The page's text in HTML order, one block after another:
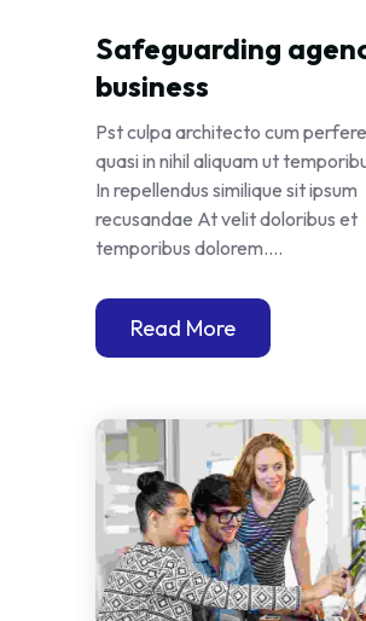
Safeguarding
business
Pst culpa architecto cum
quasi in nihil aliquam ut
In repellendus similique sit ipsum
recusandae At velit doloribus et
temporibus dolorem....
Read More